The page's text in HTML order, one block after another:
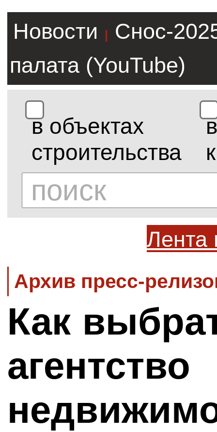
Новости |
Снос-
палата (YouTube)
в объектах
строительства
в
Лента
Архив пресс-
Как
агентство